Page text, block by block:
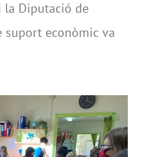
la Diputació de
suport econòmic va